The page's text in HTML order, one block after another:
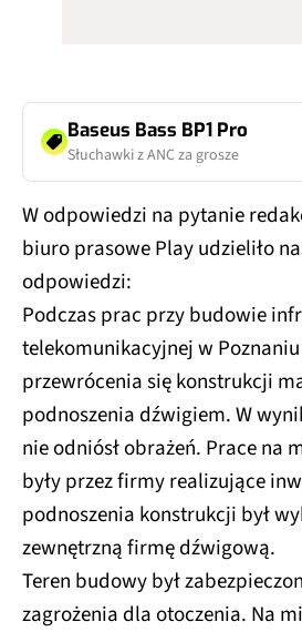
Baseus Bass BP1 Pro
Słuchawki z ANC za grosze
W odpowiedzi na pytanie
biuro prasowe Play udzieliło
odpowiedzi:
Podczas prac przy budowie
telekomunikacyjnej w Poznaniu
przewrócenia się konstrukcji
podnoszenia dźwigiem. W
nie odniósł obrażeń. Prace na
były przez firmy realizujące
podnoszenia konstrukcji był
zewnętrzną firmę dźwigową.
Teren budowy był
zagrożenia dla otoczenia. Na